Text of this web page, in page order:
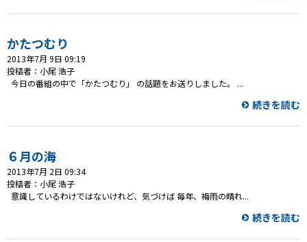
かたつむり
2013年7月 9日 09:19
投稿者：小尾 浩子
今日の番組の中で「かたつむり」 の話題をお送りしました。 ...
続きを読む
６月の海
2013年7月 2日 09:34
投稿者：小尾 浩子
意識しているわけではないけれど、気づけば 毎年、梅雨の晴れ...
続きを読む